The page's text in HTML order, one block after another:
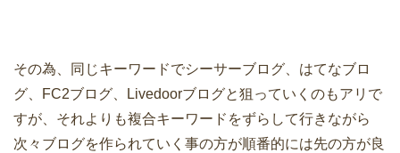
その為、同じキーワードでシーサーブログ、はてなブロ
グ、FC2ブログ、Livedoorブログと狙っていくのもアリで
すが、それよりも複合キーワードをずらして行きながら
次々ブログを作られていく事の方が順番的には先の方が良